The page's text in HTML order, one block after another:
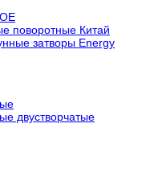
поворотные Китай
затворы Energy
двустворчатые